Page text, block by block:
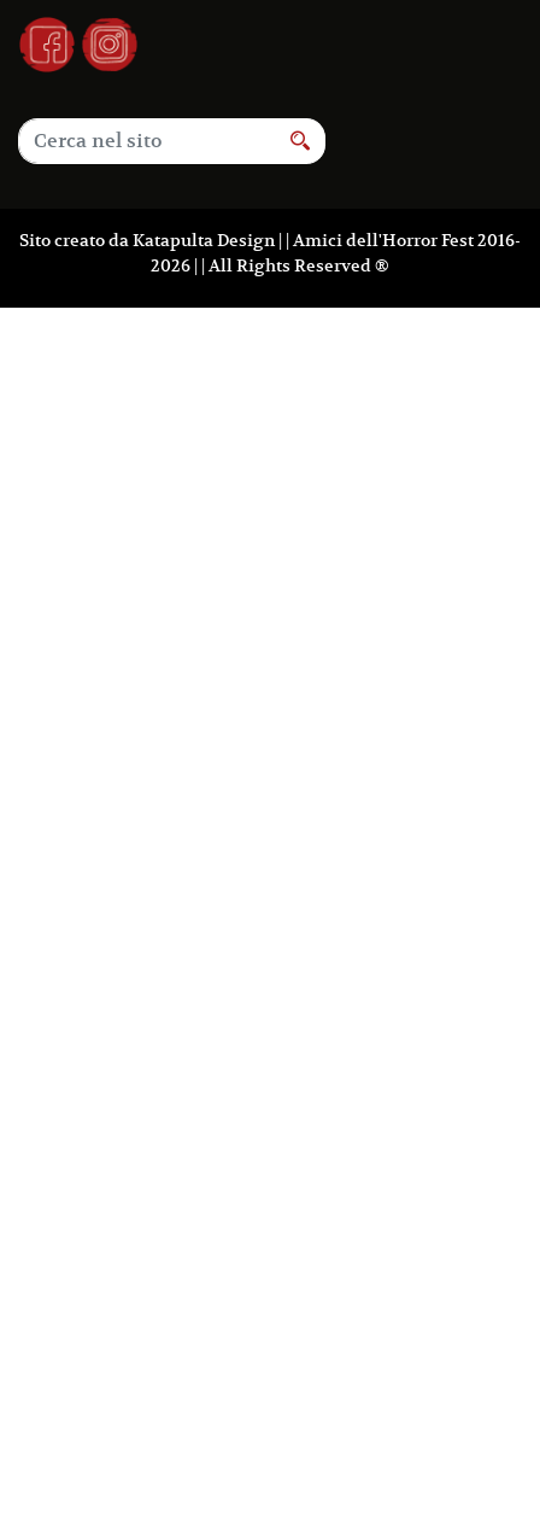
Sito creato daKatapulta Design| | Amici dell'Horror Fest 2016-
2026 | | All Rights Reserved ®